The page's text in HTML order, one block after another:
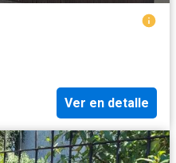
Ver en detalle